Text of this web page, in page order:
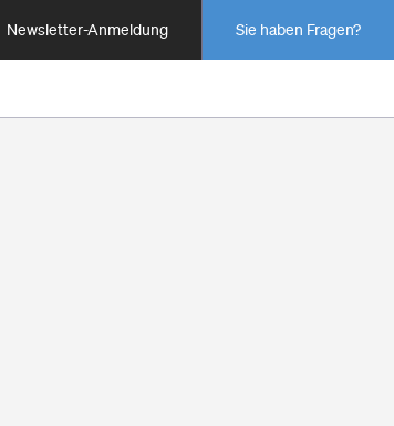
Newsletter-Anmeldung Sie haben Fragen?